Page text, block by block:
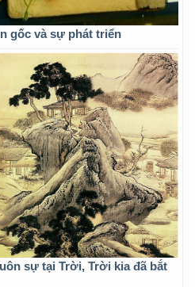
gốc và sự phát triển
sự tại Trời, Trời kia đã bắt